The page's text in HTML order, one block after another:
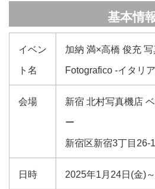
基本情
イベン
ト名
加納 満×高橋 俊充
Fotografico -イタリ
会場 新宿 北村写真機店
ー
新宿区新宿3丁目26-
日時 2025年1月24日(金)